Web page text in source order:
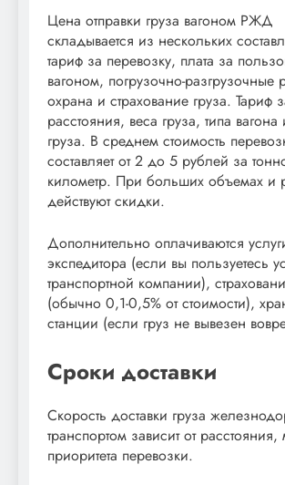
Цена отправки груза вагоном РЖД
складывается из нескольких
тариф за перевозку, плата за
вагоном, погрузочно-разгрузочные
охрана и страхование груза. Тариф
расстояния, веса груза, типа вагона
груза. В среднем стоимость
составляет от 2 до 5 рублей за
километр. При больших объемах и
действуют скидки.
Дополнительно оплачиваются
экспедитора (если вы пользуетесь
транспортной компании),
(обычно 0,1-0,5% от стоимости),
станции (если груз не вывезен
Сроки доставки
Скорость доставки груза
транспортом зависит от
приоритета перевозки.